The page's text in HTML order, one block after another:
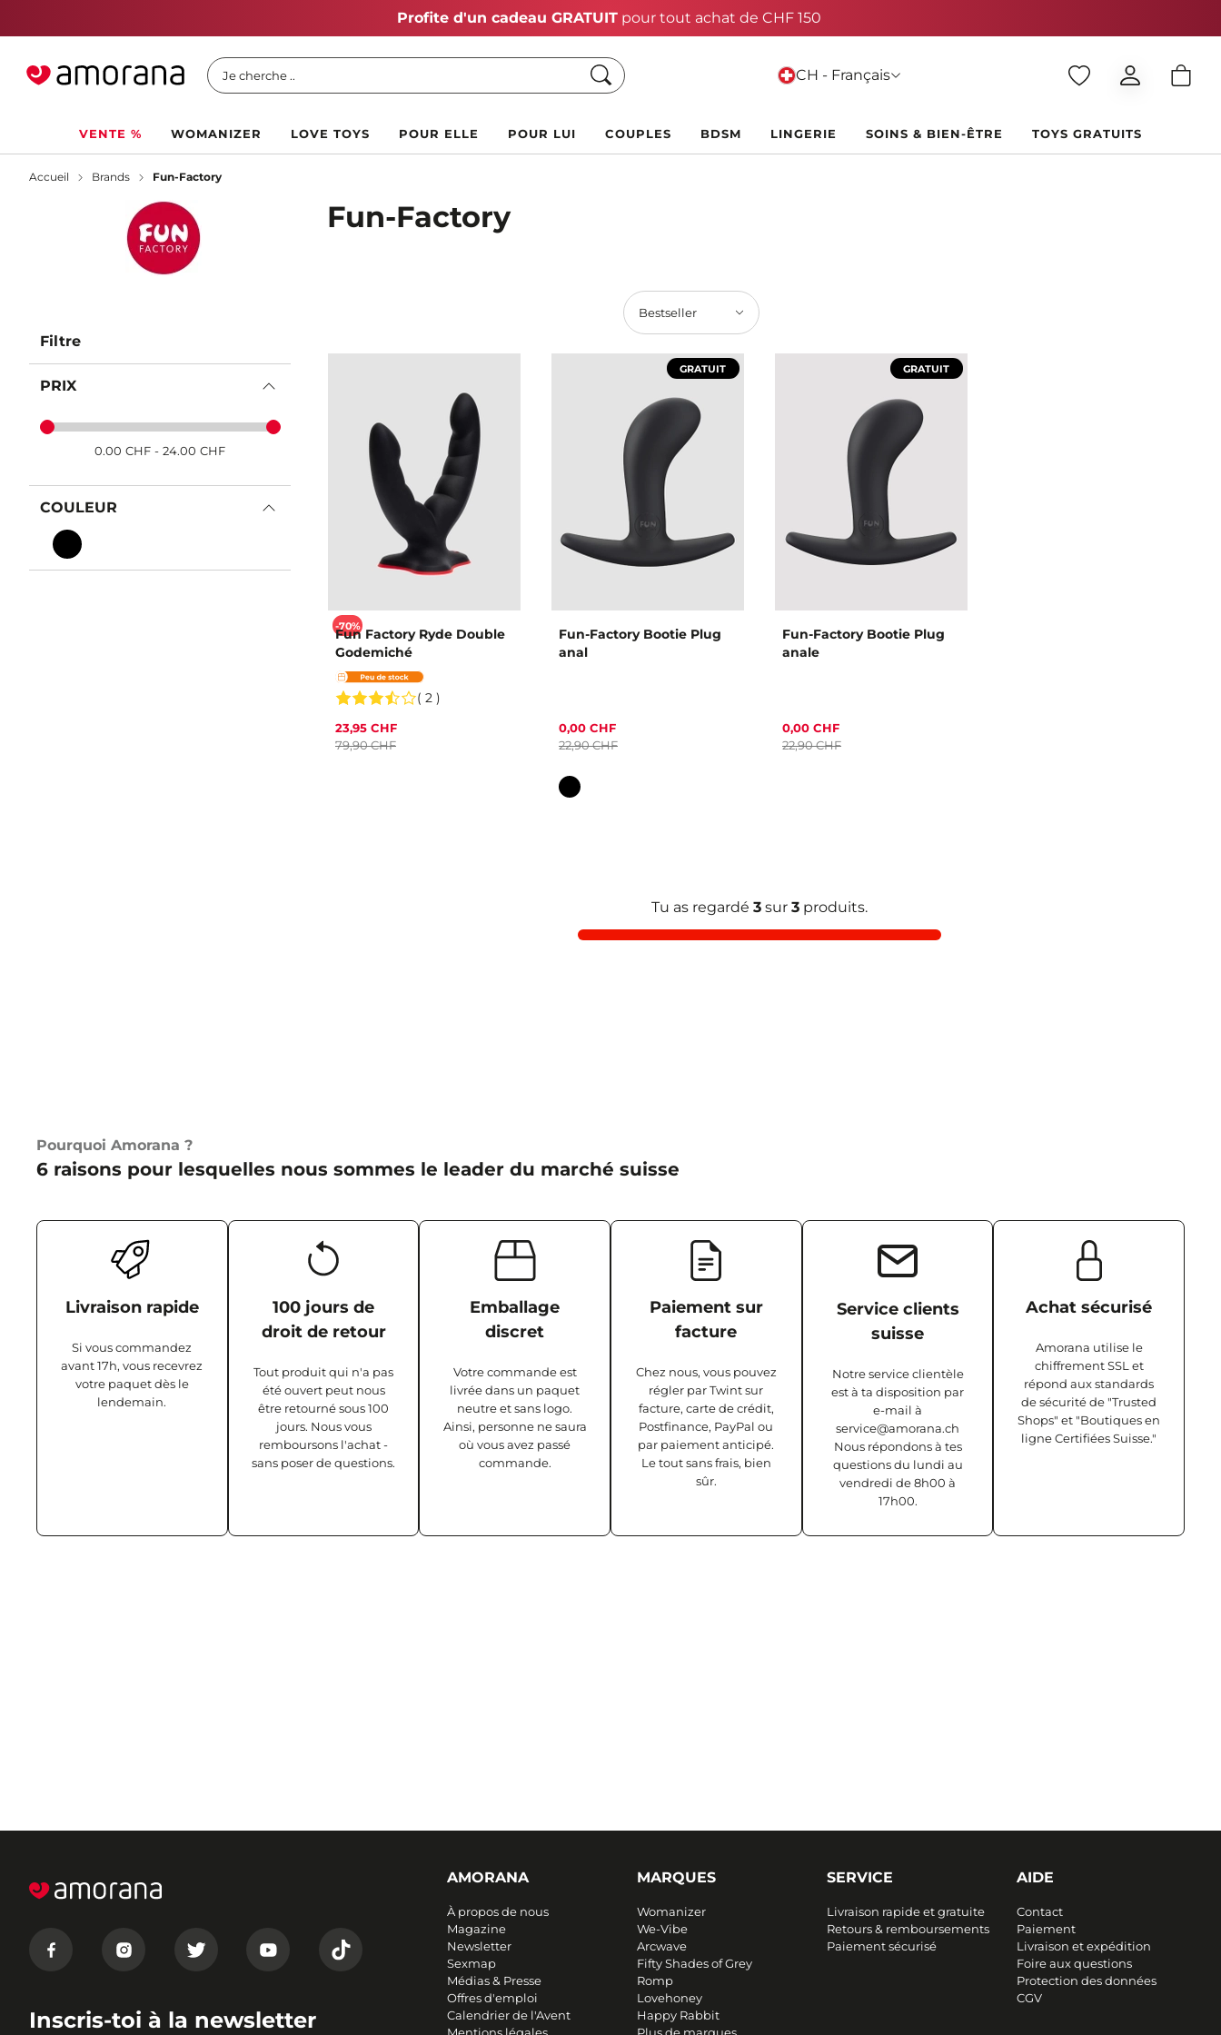
Jusqu'à 70 % de rabais !
Je cherche .. Chercher CH - Français
VENTE % WOMANIZER LOVE TOYS POUR ELLE POUR LUI COUPLES BDSM LINGERIE SOINS & BIEN-ÊTRE TOYS GRATUITS
Accueil Brands Fun-Factory
Fun-Factory
Filtre
PRIX
0.00 CHF - 24.00 CHF
COULEUR
Bestseller
-70%
Fun Factory Ryde Double
Godemiché
( 2 )
23,95 CHF
79,90 CHF
GRATUIT
Fun-Factory Bootie Plug
anal
0,00 CHF
22,90 CHF
Couleur
GRATUIT
Fun-Factory Bootie Plug
anale
0,00 CHF
22,90 CHF
Tu as regardé 3 sur 3 produits.
Pourquoi Amorana ?
6 raisons pour lesquelles nous sommes le leader du marché suisse
Livraison rapide
Si vous commandez
avant 17h, vous recevrez
votre paquet dès le
lendemain.
100 jours de
droit de retour
Tout produit qui n'a pas
été ouvert peut nous
être retourné sous 100
jours. Nous vous
remboursons l'achat -
sans poser de questions.
Emballage
discret
Votre commande est
livrée dans un paquet
neutre et sans logo.
Ainsi, personne ne saura
où vous avez passé
commande.
Paiement sur
facture
Chez nous, vous pouvez
régler par Twint sur
facture, carte de crédit,
Postfinance, PayPal ou
par paiement anticipé.
Le tout sans frais, bien
sûr.
Service clients
suisse
Notre service clientèle
est à ta disposition par
e-mail à
service@amorana.ch
Nous répondons à tes
questions du lundi au
vendredi de 8h00 à
17h00.
Achat sécurisé
Amorana utilise le
chiffrement SSL et
répond aux standards
de sécurité de "Trusted
Shops" et "Boutiques en
ligne Certifiées Suisse."
Inscris-toi à la newsletter
AMORANA
À propos de nous
Magazine
Newsletter
Sexmap
Médias & Presse
Offres d'emploi
Calendrier de l'Avent
MARQUES
Womanizer
We-Vibe
Arcwave
Fifty Shades of Grey
Romp
Lovehoney
Happy Rabbit
SERVICE
Livraison rapide et gratuite
Retours & remboursements
Paiement sécurisé
AIDE
Contact
Paiement
Livraison et expédition
Foire aux questions
Protection des données
CGV